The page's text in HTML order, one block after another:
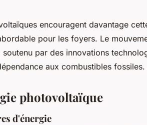
encouragent davantage
pour les foyers. Le
par des innovations
aux combustibles fossiles.
photovoltaïque
d'énergie